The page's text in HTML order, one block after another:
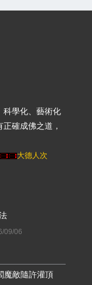
科學化、藝術化
確成佛之道，
大德人次
09/06
魔敵隨許灌頂